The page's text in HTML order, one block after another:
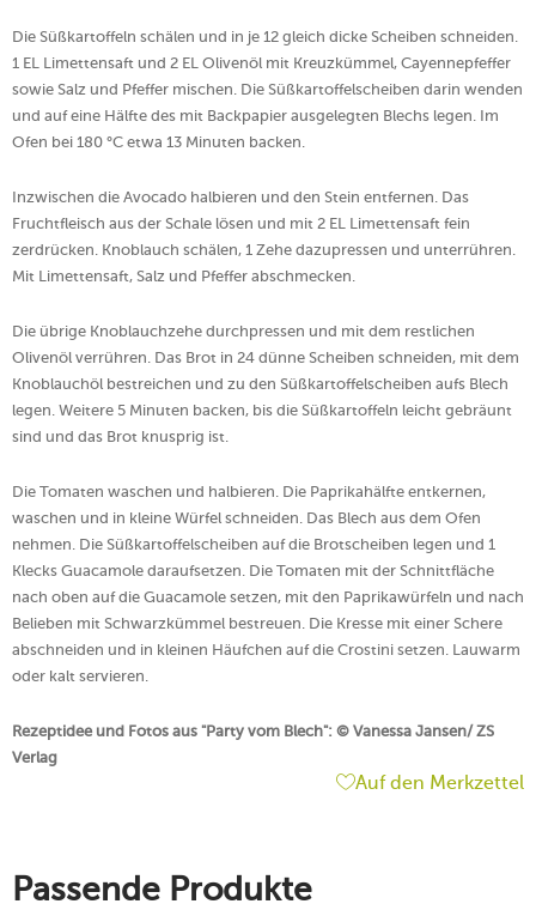
Die Süßkartoffeln schälen und in je 12 gleich dicke Scheiben schneiden.
1 EL Limettensaft und 2 EL Olivenöl mit Kreuzkümmel, Cayennepfeffer
sowie Salz und Pfeffer mischen. Die Süßkartoffelscheiben darin wenden
und auf eine Hälfte des mit Backpapier ausgelegten Blechs legen. Im
Ofen bei 180 °C etwa 13 Minuten backen.
Inzwischen die Avocado halbieren und den Stein entfernen. Das
Fruchtfleisch aus der Schale lösen und mit 2 EL Limettensaft fein
zerdrücken. Knoblauch schälen, 1 Zehe dazupressen und unterrühren.
Mit Limettensaft, Salz und Pfeffer abschmecken.
Die übrige Knoblauchzehe durchpressen und mit dem restlichen
Olivenöl verrühren. Das Brot in 24 dünne Scheiben schneiden, mit dem
Knoblauchöl bestreichen und zu den Süßkartoffelscheiben aufs Blech
legen. Weitere 5 Minuten backen, bis die Süßkartoffeln leicht gebräunt
sind und das Brot knusprig ist.
Die Tomaten waschen und halbieren. Die Paprikahälfte entkernen,
waschen und in kleine Würfel schneiden. Das Blech aus dem Ofen
nehmen. Die Süßkartoffelscheiben auf die Brotscheiben legen und 1
Klecks Guacamole daraufsetzen. Die Tomaten mit der Schnittfläche
nach oben auf die Guacamole setzen, mit den Paprikawürfeln und nach
Belieben mit Schwarzkümmel bestreuen. Die Kresse mit einer Schere
abschneiden und in kleinen Häufchen auf die Crostini setzen. Lauwarm
oder kalt servieren.
Rezeptidee und Fotos aus "Party vom Blech": © Vanessa Jansen/ ZS
Verlag
Auf den Merkzettel
Passende Produkte